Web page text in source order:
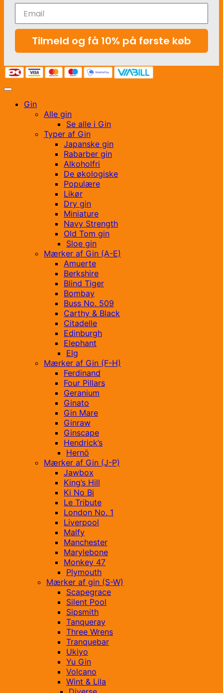
Tilmeld og få 10% på første køb
Gin
Alle gin
Se alle i Gin
Typer af Gin
Japanske gin
Rabarber gin
Alkoholfri
De økologiske
Populære
Likør
Dry gin
Miniature
Navy Strength
Old Tom gin
Sloe gin
Mærker af Gin (A-E)
Amuerte
Berkshire
Blind Tiger
Bombay
Buss No. 509
Carthy & Black
Citadelle
Edinburgh
Elephant
Elg
Mærker af Gin (F-H)
Ferdinand
Four Pillars
Geranium
Ginato
Gin Mare
Ginraw
Ginscape
Hendrick’s
Hernö
Mærker af Gin (J-P)
Jawbox
King’s Hill
Ki No Bi
Le Tribute
London No. 1
Liverpool
Malfy
Manchester
Marylebone
Monkey 47
Plymouth
Mærker af gin (S-W)
Scapegrace
Silent Pool
Sipsmith
Tanqueray
Three Wrens
Tranquebar
Ukiyo
Yu Gin
Volcano
Wint & Lila